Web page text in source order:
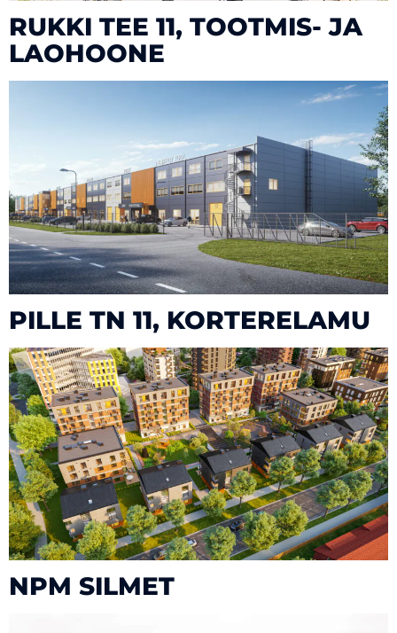
RUKKI TEE 11, TOOTMIS- JA
LAOHOONE
PILLE TN 11, KORTERELAMU
NPM SILMET